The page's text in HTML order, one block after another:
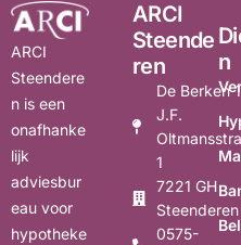
ARCI
Steendere
n is een
onafhanke
lijk
adviesbur
eau voor
hypotheke
ARCI
Steende
ren
De Berken
J.F.
1
7221 GH
Steenderen
0575-
n